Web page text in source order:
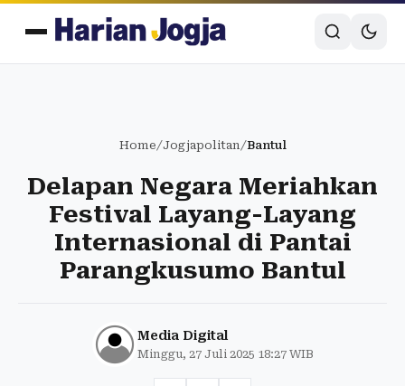
Home/Jogjapolitan/Bantul
Delapan Negara Meriahkan
Festival Layang-Layang
Internasional di Pantai
Parangkusumo Bantul
Media Digital
Minggu, 27 Juli 2025 18:27 WIB